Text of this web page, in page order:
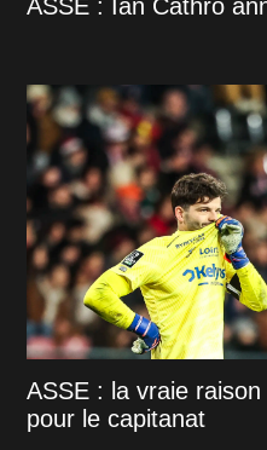
ASSE : Ian Cathro
ASSE : la vraie
pour le capitanat